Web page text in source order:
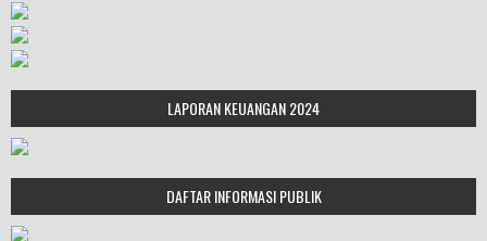
LAPORAN KEUANGAN 2024
DAFTAR INFORMASI PUBLIK